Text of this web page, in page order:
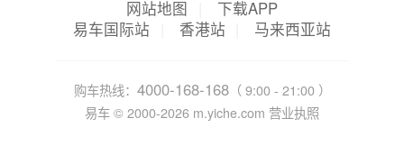
网站地图
下载APP
易车国际站
香港站 马来西亚站
购车热线： 4000-168-168（ 9:00 - 21:00 ）
易车 © 2000-2026 m.yiche.com 营业执照